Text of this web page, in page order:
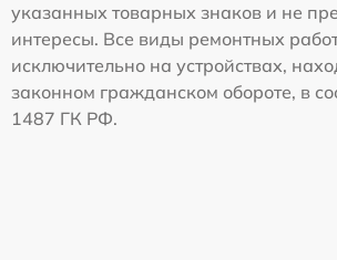
указанных товарных знаков и не
интересы. Все виды ремонтных
исключительно на устройствах,
законном гражданском обороте, в
1487 ГК РФ.